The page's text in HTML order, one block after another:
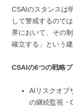
CSAIのスタンスは
して警戒するので
界において、その
確立する」という
CSAIの6つの戦略
AIリスクオブ
の継続監視・